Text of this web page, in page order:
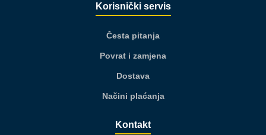
Korisnički servis
Česta pitanja
Povrat i zamjena
Dostava
Načini plaćanja
Kontakt